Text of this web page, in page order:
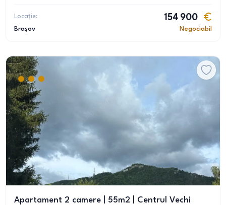
Locație:
Brașov
154 900
Negociabil
Apartament 2 camere | 55m2 | Centrul Vechi